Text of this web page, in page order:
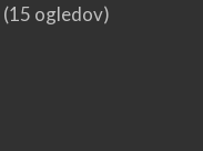
(15 ogledov)